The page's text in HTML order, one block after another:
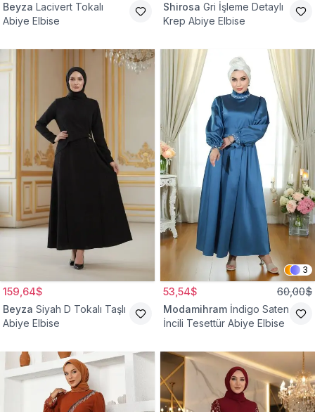
Beyza Lacivert Tokalı
Abiye Elbise
Shirosa Gri İşleme Detaylı
Krep Abiye Elbise
159,64$
Beyza Siyah D Tokalı Taşlı
Abiye Elbise
3
53,54$ 60,00$
Modamihram İndigo Saten
İncili Tesettür Abiye Elbise